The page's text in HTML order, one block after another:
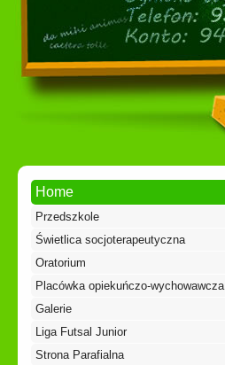
Home
Przedszkole
Świetlica socjoterapeutyczna
Oratorium
Placówka opiekuńczo-wychowawcza
Galerie
Liga Futsal Junior
Strona Parafialna